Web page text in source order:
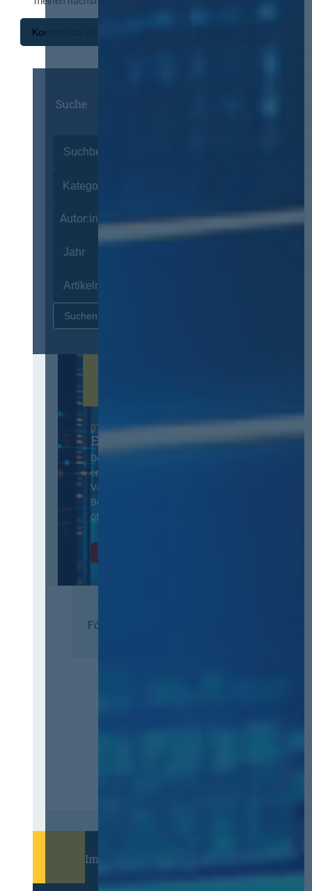
Suche
Autor:innen
07. Oktober 2026 in Berlin
EVB-IT Thementag
Der Thementag für die
ergänzenden
Vertragsbedingungen von IT-
Beschaffung in der
öffentlichen Verwaltung
Förderer
Immer informiert bleiben!